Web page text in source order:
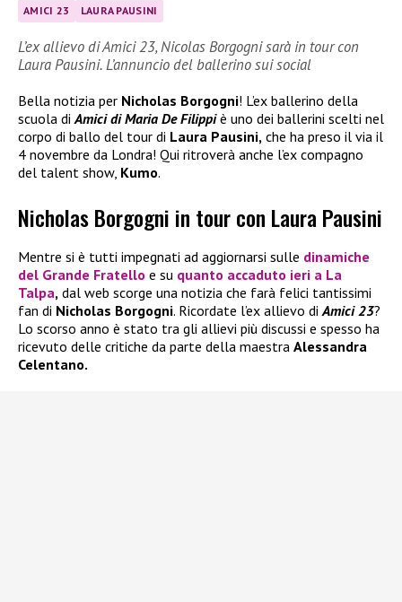
AMICI 23 LAURA PAUSINI
L’ex allievo di Amici 23, Nicolas Borgogni sarà in tour con
Laura Pausini. L’annuncio del ballerino sui social
Bella notizia per Nicholas Borgogni! L’ex ballerino della
scuola di Amici di Maria De Filippiè uno dei ballerini scelti nel
corpo di ballo del tour di Laura Pausini, che ha preso il via il
4 novembre da Londra! Qui ritroverà anche l’ex compagno
del talent show, Kumo.
Nicholas Borgogni in tour con Laura Pausini
Mentre si è tutti impegnati ad aggiornarsi sulle dinamiche
del Grande Fratello e su quanto accaduto ieri a La
Talpa, dal web scorge una notizia che farà felici tantissimi
fan di Nicholas Borgogni. Ricordate l’ex allievo diAmici 23?
Lo scorso anno è stato tra gli allievi più discussi e spesso ha
ricevuto delle critiche da parte della maestra Alessandra
Celentano.